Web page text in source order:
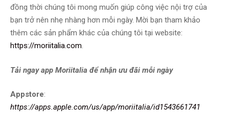
đồng thời chúng tôi mong muốn giúp công việc nội trợ của
bạn trở nên nhẹ nhàng hơn mỗi ngày. Mời bạn tham khảo
thêm các sản phẩm khác của chúng tôi tại website:
https://moriitalia.com.
Tải ngay app Moriitalia để nhận ưu đãi mỗi ngày
Appstore:
https://apps.apple.com/us/app/moriitalia/id1543661741